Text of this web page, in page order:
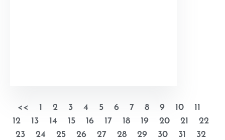
<< 1 2 3 4 5 6 7 8 9 10
11
12
13 14 15 16 17 18 19 20 21
22
23
24 25 26 27 28 29 30 31
32